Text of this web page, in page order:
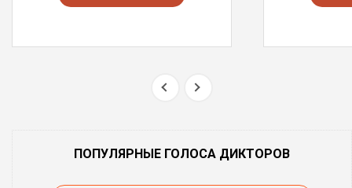
ПОПУЛЯРНЫЕ ГОЛОСА ДИКТОРОВ